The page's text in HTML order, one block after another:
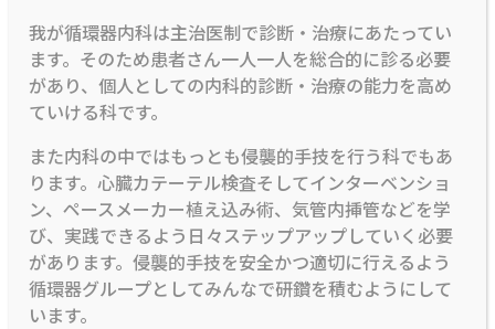
我が循環器内科は主治医制で診断・治療にあたってい
ます。そのため患者さん一人一人を総合的に診る必要
があり、個人としての内科的診断・治療の能力を高め
ていける科です。
また内科の中ではもっとも侵襲的手技を行う科でもあ
ります。心臓カテーテル検査そしてインターベンショ
ン、ペースメーカー植え込み術、気管内挿管などを学
び、実践できるよう日々ステップアップしていく必要
があります。侵襲的手技を安全かつ適切に行えるよう
循環器グループとしてみんなで研鑽を積むようにして
います。